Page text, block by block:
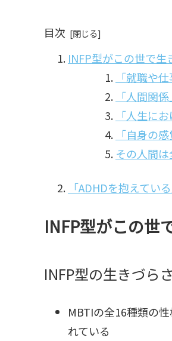
目次
INFP型がこの世で
「就職や
「人間関
「人生に
「自身の
その人間
「ADHDを抱えてい
INFP型がこの世
INFP型の生きづら
MBTIの全16種類の
れている